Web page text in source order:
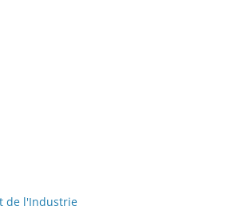
de l'Industrie